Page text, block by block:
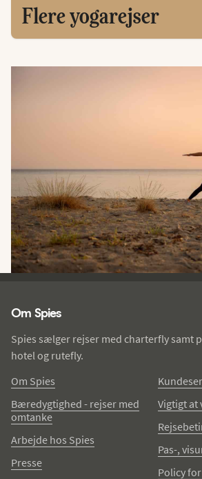
Flere yogarejser
Om Spies
Spies sælger rejser med charterfly samt
hotel og rutefly.
Om Spies
Bæredygtighed - rejser med
omtanke
Arbejde hos Spies
Presse
Vigtigt at
Pas-,
Policy